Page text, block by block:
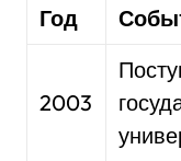
Год
2003